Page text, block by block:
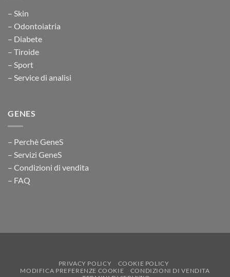
– Skin
– Odontoiatria
– Diabete
– Tiroide
– Sport
– Service di analisi
GENES
– Perchè GeneS
– Servizi GeneS
– Condizioni di vendita
– FAQ
PRIVACY POLICY
COOKIE POLICY
MODIFICA PREFERENZE COOKIE
CONDIZIONI DI VENDITA